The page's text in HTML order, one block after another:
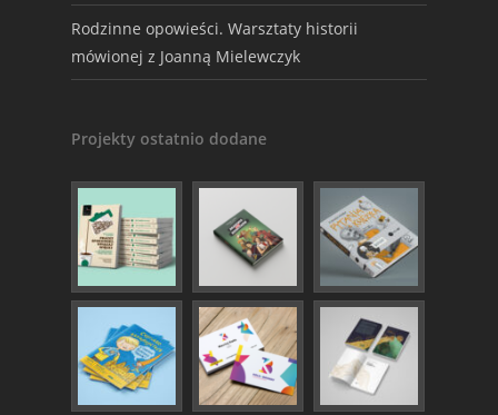
Rodzinne opowieści. Warsztaty historii
mówionej z Joanną Mielewczyk
Projekty ostatnio dodane